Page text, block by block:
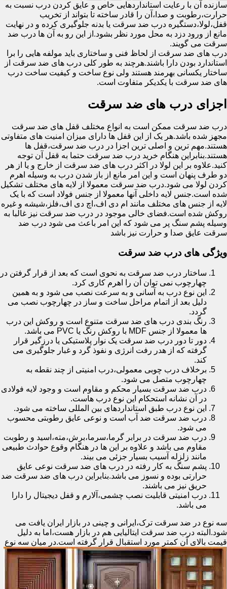
سازنده آن با رعایت استانداردهایی خاص و عایق کردن درب نسبت به
حرارت،رطوبت و صدا،آن را قادر ساخته تا بتواند از تخریب
قفل،لولا،دستگیره درب ضد سرقت یا بدنه جلوگیری کرده و در نهایت
مانع از ورود دزد به محل مورد نظر بشود.از این رو به آن ها درب ضد
سرقت می گویند.
درب های ضد سرقت از لحاظ فنی و ساختاری باید مولفه هایی را برا
استاندارد بودن دارا باشند.هرچند به طور کلی درب های ضد سرقت از
ساختار یکسانی بهرمند هستند ولی نوع ساخت و کیفیت ساخت درب
های ضد سرقت با یکدیکر متفاوت است.
اجزای درب های ضد سرقت
درب ضد سرقت ممکن است به انواع مختلف قفل های ضد سرقت
مجهز شده باشد.هر یک از این قفل ها دارای میزان امنیت های متفاوتی
هستند.مهم ترین و اصلی ترین اجزا در درب ضد سرقت،قفل ها
هستند.بنابراین هنگام خرید درب ضد سرقت حتما به قفل آن توجه
کنید.علاوه بر این لولا در اکثر درب های ضد سرقت از خارج و یا از هر
دو طرف پنهان است و این امر مانع از باز شدن درب به وسیله اهرم
کردن لولا می شود.درب ضد سرقت معمولا از لایه های مختلف تشکیل
شده است.جنس لایه داخلی آنها معمولا از جنس فولاد است که با یک
لایه از جنس های مختلف مانند ام دی اف،اچ دی اف،فلز،شیشه و غیره
روکش شده است.فضای خالی موجود در درب ضد سرقت نیز غالبا به
وسیله پشم سنگ پر می شود که این امر باعث می شود درب ضد
سرقت عایق صدا و حرارت نیز باشد
ویژگی های درب ضد سرقت
ساختار درب ضد سرقت به نحوی است که بعد از قرار گرفتن در
چهارچوب نمی توان آن را اهرم کاری کرد.
این نوع درب به آسانی و به سرعت نصب می شود و به همین
دلیل بعد از اتمام مراحل ساخت و ساز در چهارچوب نصب می
گردد.
رنگ بندی درب های ضد سرقت متنوع است و روکش این درب
ها معمولا از جنس MDF با روکش رنگ یا PVC می باشد.
دور تا دور درب ضد سرقت یک نوار پلاستیکی یا درزگیر قرار
گرفته که از هدر رفت انرژی و نفوذ گرد و غبار جلوگیری می
کند.
برخلاف درب چوبی معمولی،درب امنیتی از چند نقطه به
چهارچوب متصل می شود.
درب ضد سرقت بسیار محکم و مقاوم است و وجود لایه فولادی
در آن نشانه استحکام این نوع درب هاست.
این نوع درب طبق استانداردهای بین المللی ساخته می شود.
درب ضد سرقت ضد آب است و نوعی عایق رطوبتی محسوب
می شود.
درب ضد سرقت در برابر گرما،سرما،برش،مته،اسید و رطوبت
مقاوم می باشد و علاوه بر این ها در هنگام وقوع حوادث طبیعی
مانند زلزله آسیب بسیار جزئی می بیند.
پشم سنگ به کار رفته در درب های ضد سرقت نوعی عایق
حرارتی بوده و نسوز می باشد.بنابراین درب های ضد سرقت ضد
حریق نیز می باشند.
درب امنیتی قابلیت نصب چشمی،آلارم و قفل دیجیتال را دارا
می باشد.
سه نوع در ضد سرقت ترک،ایرانی و چینی در بازار ایران یافت می
شود.البته درب ضد سرقت ایتالیایی هم در بازار هست،اما به دلیل
قیمت بالای آن کمتر مورد استقبال قرار گرفته است.در میان سه نوع